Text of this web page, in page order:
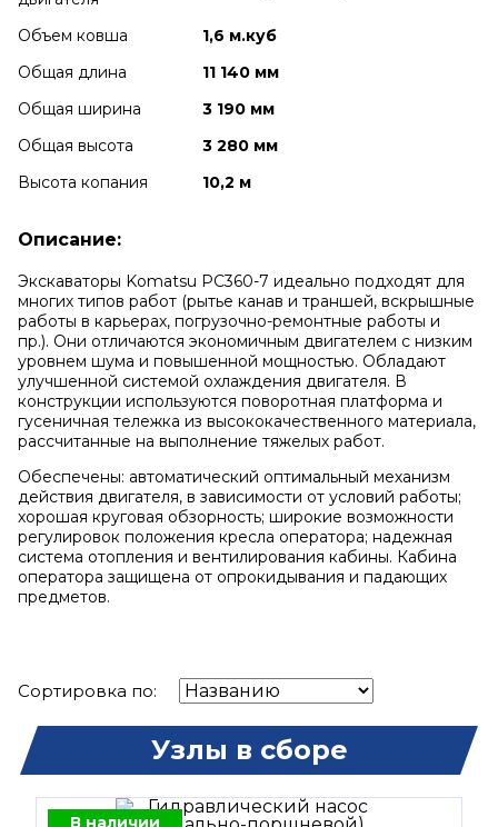
Объем ковша
1,6 м.куб
Общая длина
11 140 мм
Общая ширина
3 190 мм
Общая высота
3 280 мм
Высота копания
10,2 м
Описание:
Экскаваторы Komatsu PC360-7 идеально подходят для
многих типов работ (рытье канав и траншей, вскрышные
работы в карьерах, погрузочно-ремонтные работы и
пр.). Они отличаются экономичным двигателем с низким
уровнем шума и повышенной мощностью. Обладают
улучшенной системой охлаждения двигателя. В
конструкции используются поворотная платформа и
гусеничная тележка из высококачественного материала,
рассчитанные на выполнение тяжелых работ.
Обеспечены: автоматический оптимальный механизм
действия двигателя, в зависимости от условий работы;
хорошая круговая обзорность; широкие возможности
регулировок положения кресла оператора; надежная
система отопления и вентилирования кабины. Кабина
оператора защищена от опрокидывания и падающих
предметов.
Сортировка по:
Узлы в сборе
В наличии